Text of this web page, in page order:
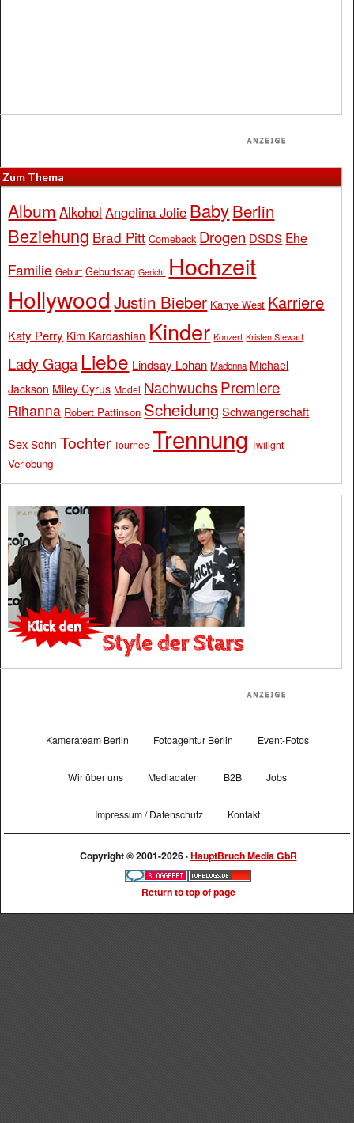
Zum Thema
Album Alkohol Angelina Jolie BabyBerlin
Beziehung Brad Pitt Comeback Drogen DSDS Ehe
Familie Geburt Geburtstag Gericht Hochzeit
Hollywood Justin Bieber Kanye West Karriere
Katy Perry Kim Kardashian Kinder Konzert Kristen Stewart
Lady Gaga Liebe Lindsay Lohan Madonna Michael
Jackson Miley Cyrus Model Nachwuchs Premiere
Rihanna Robert Pattinson Scheidung Schwangerschaft
Sex Sohn Tochter Tournee Trennung Twilight
Verlobung
Kamerateam Berlin Fotoagentur Berlin Event-Fotos
Wir über uns Mediadaten B2B Jobs
Impressum / Datenschutz Kontakt
Copyright © 2001-2026 ·HauptBruch Media GbR
Return to top of page